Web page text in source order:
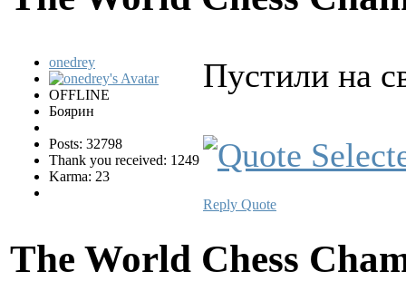
onedrey
OFFLINE
Боярин
Posts: 32798
Thank you received: 1249
Karma: 23
Пустили на
Reply Quote
The World Chess